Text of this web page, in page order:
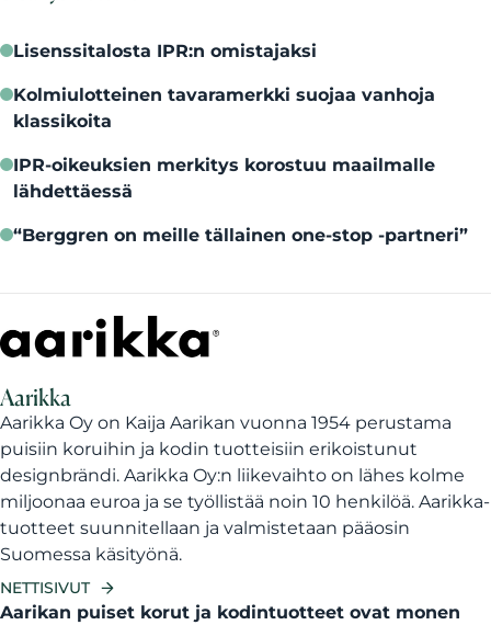
Lisenssitalosta IPR:n omistajaksi
Kolmiulotteinen tavaramerkki suojaa vanhoja
klassikoita
IPR-oikeuksien merkitys korostuu maailmalle
lähdettäessä
“Berggren on meille tällainen one-stop -partneri”
Aarikka
Aarikka Oy on Kaija Aarikan vuonna 1954 perustama
puisiin koruihin ja kodin tuotteisiin erikoistunut
designbrändi. Aarikka Oy:n liikevaihto on lähes kolme
miljoonaa euroa ja se työllistää noin 10 henkilöä. Aarikka-
tuotteet suunnitellaan ja valmistetaan pääosin
Suomessa käsityönä.
NETTISIVUT
Aarikan puiset korut ja kodintuotteet ovat monen